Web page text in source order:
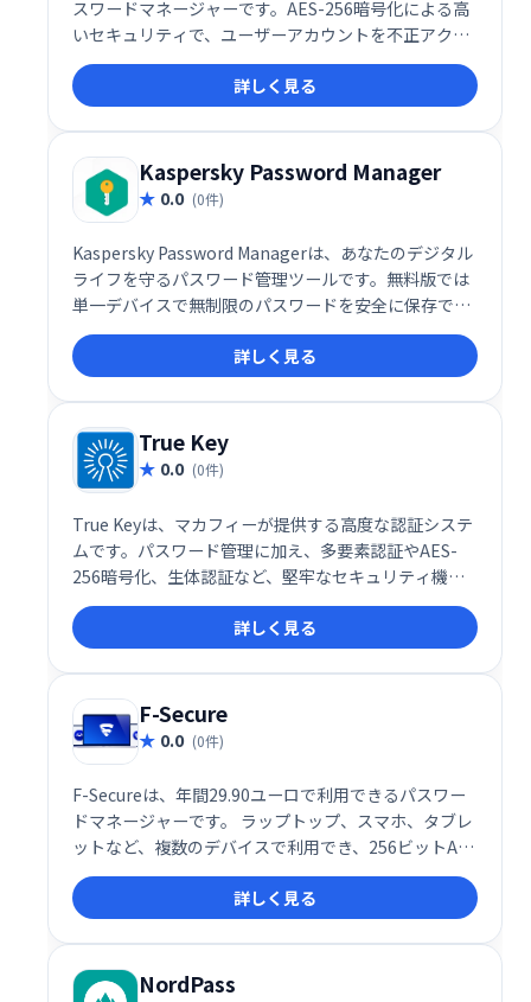
スワードマネージャーです。AES-256暗号化による高
いセキュリティで、ユーザーアカウントを不正アクセ
スから保護します。無制限のパスワード保存が可能
で、安心してご利用いただけます。KeePassと同様の
機能を備え、安全なパスワード管理をサポートしま
す。
詳しく見る
Kaspersky Password Manager
0.0 (0件)
Kaspersky Password Managerは、あなたのデジタル
ライフを守るパスワード管理ツールです。無料版では
単一デバイスで無制限のパスワードを安全に保存でき
ます。年間14ドルの有料版は複数デバイス対応で、
AES-256暗号化による高いセキュリティと生体認証機
能も備えています。 複雑なパスワードを自動生成・管
理し、安全なオンライン体験を実現しましょう。
詳しく見る
True Key
0.0 (0件)
True Keyは、マカフィーが提供する高度な認証システ
ムです。パスワード管理に加え、多要素認証やAES-
256暗号化、生体認証など、堅牢なセキュリティ機能
で、Webサイトやアプリへのアクセスを保護します。
ハッカーからのアカウント侵害リスクを軽減し、安全
なオンライン体験を提供します。マカフィーのセキュ
リティスイートにもバンドルされています。
詳しく見る
F-Secure
0.0 (0件)
F-Secureは、年間29.90ユーロで利用できるパスワー
ドマネージャーです。 ラップトップ、スマホ、タブレ
ットなど、複数のデバイスで利用でき、256ビットAES
暗号化と生体認証であなたの資格情報を守ります。 組
み込みのパスワードレポートは、セキュリティ上の脆
弱性を指摘し、安全でないパスワードを警告。 無制限
のパスワード保存で、安全で安心なオンライン生活を
サポートします。
詳しく見る
NordPass